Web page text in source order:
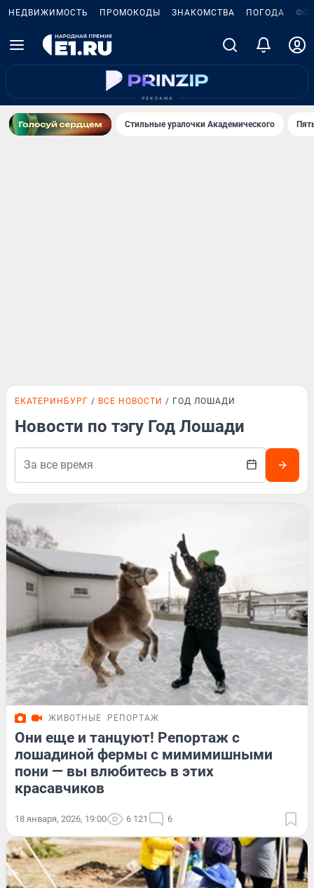
НЕДВИЖИМОСТЬ ПРОМОКОДЫ ЗНАКОМСТВА ПОГОДА
Стильные уралочки Академического
ЕКАТЕРИНБУРГ ВСЕ НОВОСТИ ГОД ЛОШАДИ
Новости по тэгу Год Лошади
ЖИВОТНЫЕ РЕПОРТАЖ
Они еще и танцуют! Репортаж с
лошадиной фермы с мимимишными
пони — вы влюбитесь в этих
красавчиков
18 января, 2026, 19:00 6 121 6